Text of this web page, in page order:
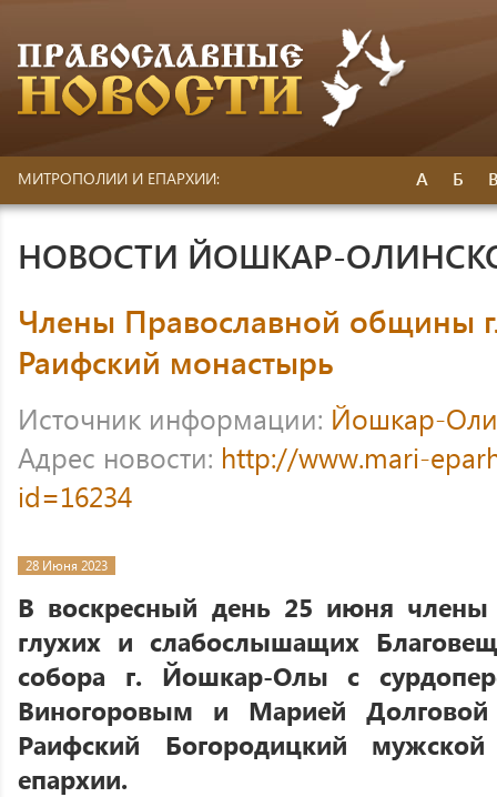
МИТРОПОЛИИ И ЕПАРХИИ: А Б
НОВОСТИ ЙОШКАР-
Члены Православной общины
Раифский монастырь
Источник информации: Йошкар-
Адрес новости: http://www.mari-
id=16234
28 Июня 2023
В воскресный день 25 июня
глухих и слабослышащих
собора г. Йошкар-Олы с
Виногоровым и Марией
Раифский Богородицкий
епархии.